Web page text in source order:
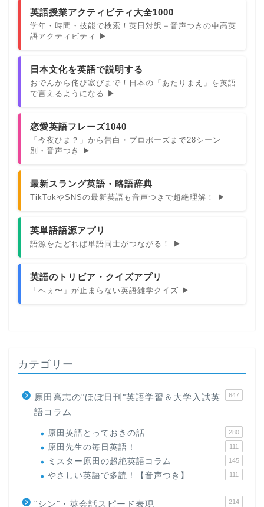
英語授業アクティビティ大全1000
学年・時間・技能で検索！英日対訳＋音声つきの中高英
語アクティビティ ▶
日本文化を英語で説明する
おでんから侘び寂びまで！日本の「あたりまえ」を英語
で言えるようになる ▶
恋愛英語フレーズ1040
「今夜ひま？」から告白・プロポーズまで28シーン
別・音声つき ▶
最新スラング英語・略語辞典
TikTokやSNSの最新英語も音声つきで超絶理解！ ▶
英単語語源アプリ
語源をたどれば単語同士がつながる！ ▶
英語のトリビア・クイズアプリ
「へぇ〜」が止まらない英語雑学クイズ ▶
カテゴリー
原田高志の"ほぼ日刊"英語学習＆大学入試英
語コラム
647
原田英語とっておきの話 280
原田先生の毎日英語！ 111
ミスター原田の超絶英語コラム 145
やさしい英語で多読！【音声つき】 111
"シン"・英会話スピード表現 214